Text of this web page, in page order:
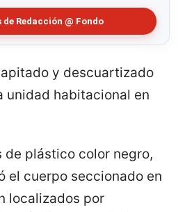
Redacción @ Fondo
y descuartizado
unidad habitacional en
de plástico color negro,
el cuerpo seccionado en
localizados por